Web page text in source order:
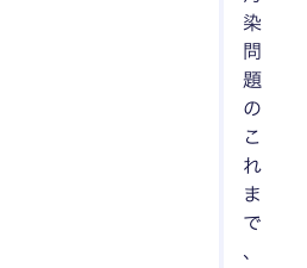
染
問
題
の
こ
れ
ま
で
、